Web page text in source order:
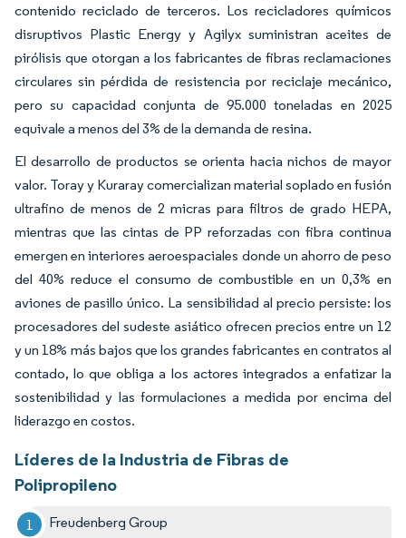
contenido reciclado de terceros. Los recicladores químicos
disruptivos Plastic Energy y Agilyx suministran aceites de
pirólisis que otorgan a los fabricantes de fibras reclamaciones
circulares sin pérdida de resistencia por reciclaje mecánico,
pero su capacidad conjunta de 95.000 toneladas en 2025
equivale a menos del 3% de la demanda de resina.
El desarrollo de productos se orienta hacia nichos de mayor
valor. Toray y Kuraray comercializan material soplado en fusión
ultrafino de menos de 2 micras para filtros de grado HEPA,
mientras que las cintas de PP reforzadas con fibra continua
emergen en interiores aeroespaciales donde un ahorro de peso
del 40% reduce el consumo de combustible en un 0,3% en
aviones de pasillo único. La sensibilidad al precio persiste: los
procesadores del sudeste asiático ofrecen precios entre un 12
y un 18% más bajos que los grandes fabricantes en contratos al
contado, lo que obliga a los actores integrados a enfatizar la
sostenibilidad y las formulaciones a medida por encima del
liderazgo en costos.
Líderes de la Industria de Fibras de
Polipropileno
Freudenberg Group